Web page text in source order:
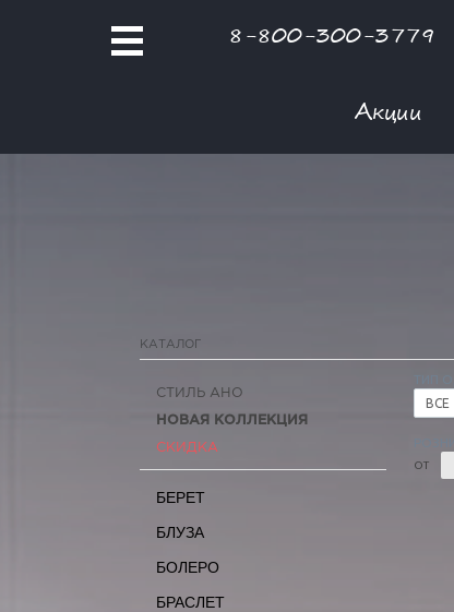
8-800-300-3779
Акции
КАТАЛОГ
ВСЕ
ОТ
СТИЛЬ АНО
НОВАЯ КОЛЛЕКЦИЯ
СКИДКА
БЕРЕТ
БЛУЗА
БОЛЕРО
БРАСЛЕТ